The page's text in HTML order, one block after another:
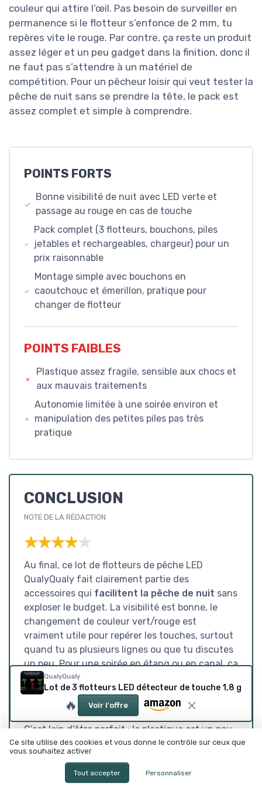
couleur qui attire l’œil. Pas besoin de surveiller en
permanence si le flotteur s’enfonce de 2 mm, tu
repères vite le rouge. Par contre, ça reste un produit
assez léger et un peu gadget dans la finition, donc il
ne faut pas s’attendre à un matériel de
compétition. Pour un pêcheur loisir qui veut tester la
pêche de nuit sans se prendre la tête, le pack est
assez complet et simple à comprendre.
POINTS FORTS
Bonne visibilité de nuit avec LED verte et
passage au rouge en cas de touche
Pack complet (3 flotteurs, bouchons, piles
jetables et rechargeables, chargeur) pour un
prix raisonnable
Montage simple avec bouchons en
caoutchouc et émerillon, pratique pour
changer de flotteur
POINTS FAIBLES
Plastique assez fragile, sensible aux chocs et
aux mauvais traitements
Autonomie limitée à une soirée environ et
manipulation des petites piles pas très
pratique
CONCLUSION
NOTE DE LA RÉDACTION
★★★★★
★★★★★
Au final, ce lot de flotteurs de pêche LED
QualyQualy fait clairement partie des
accessoires qui facilitent la pêche de nuit sans
exploser le budget. La visibilité est bonne, le
changement de couleur vert/rouge est
vraiment utile pour repérer les touches, surtout
quand tu as plusieurs lignes ou que tu discutes
un peu. Pour une soirée en étang ou en canal, ça
fait le job et ça rend la session plus confortable,
surtout si tes yeux commencent à fatiguer
dans la pénombre.
C’est loin d’être parfait : le plastique est un peu
fragile, l’autonomie tient une soirée mais pas
beaucoup plus, et la manipulation des petites
piles n’est pas la plus agréable, surtout au bord
de l’eau. On sent que c’est du matériel pensé
QualyQualy
Lot de 3 flotteurs LED détecteur de touche 1,8 g
🔥 Voir l'offre
Ce site utilise des cookies et vous donne le contrôle sur ceux que
vous souhaitez activer
Tout accepter Personnaliser